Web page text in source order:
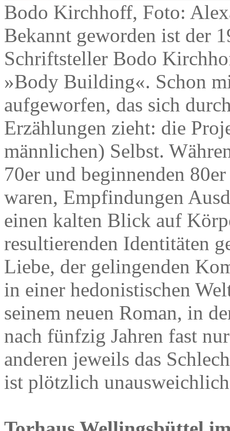
Bodo Kirchhoff, Foto:
Bekannt geworden ist der
Schriftsteller Bodo
»Body Building«. Schon
aufgeworfen, das sich
Erzählungen zieht: die
männlichen) Selbst.
70er und beginnenden
waren, Empfindungen
einen kalten Blick auf
resultierenden Identitäten
Liebe, der gelingenden
in einer hedonistischen
seinem neuen Roman, in
nach fünfzig Jahren fast
anderen jeweils das
ist plötzlich